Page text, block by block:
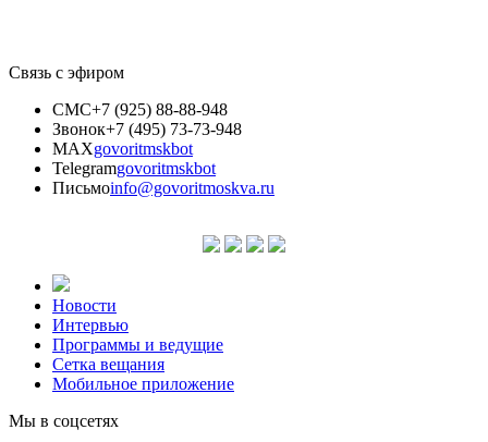
Связь с эфиром
СМС+7 (925) 88-88-948
Звонок+7 (495) 73-73-948
MAXgovoritmskbot
Telegramgovoritmskbot
Письмоinfo@govoritmoskva.ru
Новости
Интервью
Программы и ведущие
Сетка вещания
Мобильное приложение
Мы в соцсетях